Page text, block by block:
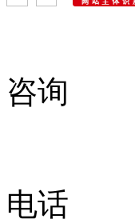
咨询
电话